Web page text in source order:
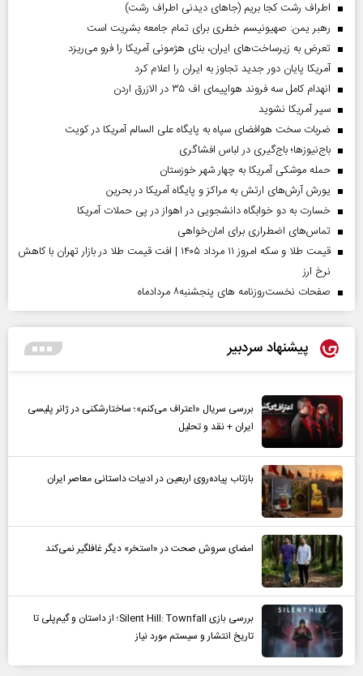
اطراف رشت کجا بریم (جاهای دیدنی اطراف رشت)
رهبر یمن: صهیونیسم خطری برای تمام جامعه بشریت است
تعرض به زیرساخت‌های ایران، بنای هژمونی آمریکا را فرو می‌ریزد
آمریکا پایان دور جدید تجاوز به ایران را اعلام کرد
انهدام کامل سه فروند هواپیمای اف ۳۵ در الازرق اردن
سپر آمریکا نشوید
ضربات سخت هوافضای سپاه به پایگاه علی السالم آمریکا در کویت
باج‌نیوزها؛ باج‌گیری در لباس افشاگری
حمله موشکی آمریکا به چهار شهر خوزستان
یورش آرش‌های ارتش به مراکز و پایگاه‌ آمریکا در بحرین
خسارت به دو خوابگاه دانشجویی در اهواز در پی حملات آمریکا
تماس‌های اضطراری برای امان‌‌خواهی
قیمت طلا و سکه امروز ۱۱ مرداد ۱۴۰۵ | افت قیمت طلا در بازار تهران با کاهش
نرخ ارز
صفحات نخست‌روزنامه ها‌ی پنجشنبه‌۸ مردادماه
پیشنهاد سردبیر
بررسی سریال «اعتراف می‌کنم»؛ ساختارشکنی در ژانر پلیسی
ایران + نقد و تحلیل
بازتاب پیاده‌روی اربعین در ادبیات داستانی معاصر ایران
امضای سروش صحت در «استخر» دیگر غافلگیر نمی‌کند
بررسی بازی Silent Hill: Townfall؛ از داستان و گیم‌پلی تا
تاریخ انتشار و سیستم مورد نیاز